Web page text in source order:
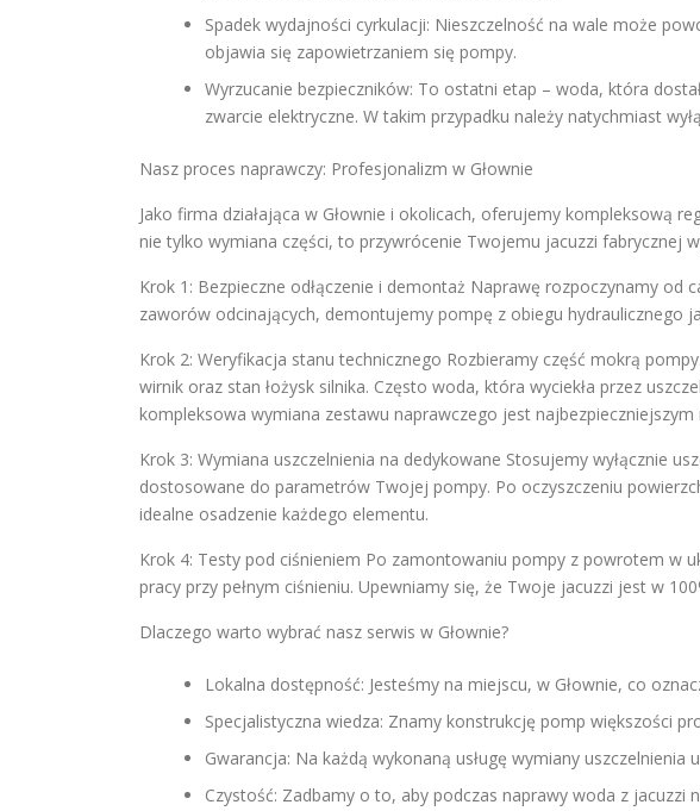
Spadek wydajności cyrkulacji: Nieszczelność na wale może
objawia się zapowietrzaniem się pompy.
Wyrzucanie bezpieczników: To ostatni etap – woda, która
zwarcie elektryczne. W takim przypadku należy natychmiast
Nasz proces naprawczy: Profesjonalizm w Głownie
Jako firma działająca w Głownie i okolicach, oferujemy kompleksową
nie tylko wymiana części, to przywrócenie Twojemu jacuzzi fabrycznej
Krok 1: Bezpieczne odłączenie i demontaż Naprawę rozpoczynamy od
zaworów odcinających, demontujemy pompę z obiegu hydraulicznego
Krok 2: Weryfikacja stanu technicznego Rozbieramy część mokrą
wirnik oraz stan łożysk silnika. Często woda, która wyciekła przez
kompleksowa wymiana zestawu naprawczego jest najbezpieczniejszym
Krok 3: Wymiana uszczelnienia na dedykowane Stosujemy wyłącznie
dostosowane do parametrów Twojej pompy. Po oczyszczeniu
idealne osadzenie każdego elementu.
Krok 4: Testy pod ciśnieniem Po zamontowaniu pompy z powrotem w
pracy przy pełnym ciśnieniu. Upewniamy się, że Twoje jacuzzi jest w
Dlaczego warto wybrać nasz serwis w Głownie?
Lokalna dostępność: Jesteśmy na miejscu, w Głownie, co
Specjalistyczna wiedza: Znamy konstrukcję pomp większości
Gwarancja: Na każdą wykonaną usługę wymiany uszczelnienia
Czystość: Zadbamy o to, aby podczas naprawy woda z jacuzzi